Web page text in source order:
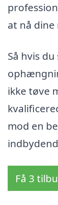
at nå dine
Så hvis
ikke tøve
mod en
Få 3